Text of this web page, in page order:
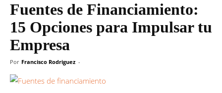
Fuentes de Financiamiento:
15 Opciones para Impulsar tu
Empresa
Por Francisco Rodriguez -